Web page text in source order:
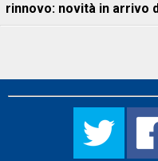
rinnovo: novità in arrivo